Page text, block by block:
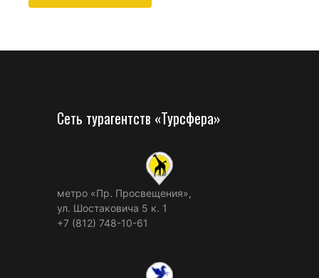
Сеть турагентств «Турсфера»
метро «Пр. Просвещения»,
ул. Шостаковича 5 к. 1
+7 (812) 748-10-61